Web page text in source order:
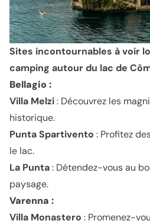
Sites incontournables à voir
camping autour du lac de
Bellagio :
Villa Melzi: Découvrez les
historique.
Punta Spartivento : Profitez
le lac.
La Punta: Détendez-vous au
paysage.
Varenna :
Villa Monastero : Promenez-